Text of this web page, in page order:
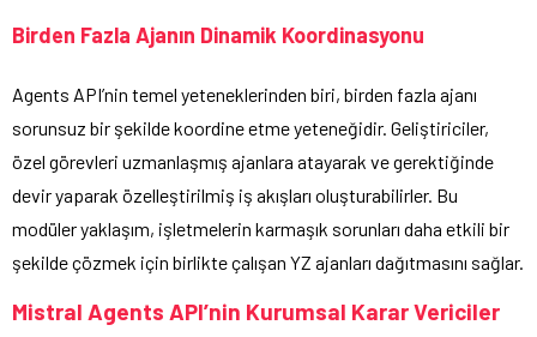
Birden Fazla Ajanın Dinamik Koordinasyonu
Agents API’nin temel yeteneklerinden biri, birden fazla ajanı
sorunsuz bir şekilde koordine etme yeteneğidir. Geliştiriciler,
özel görevleri uzmanlaşmış ajanlara atayarak ve gerektiğinde
devir yaparak özelleştirilmiş iş akışları oluşturabilirler. Bu
modüler yaklaşım, işletmelerin karmaşık sorunları daha etkili bir
şekilde çözmek için birlikte çalışan YZ ajanları dağıtmasını sağlar.
Mistral Agents API’nin Kurumsal Karar Vericiler